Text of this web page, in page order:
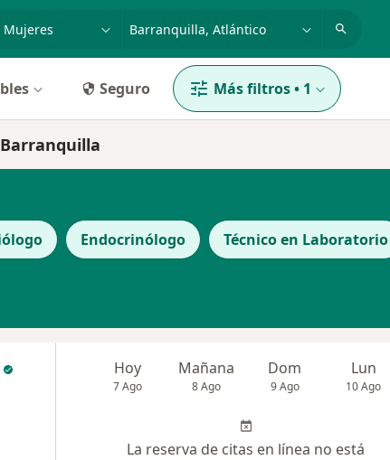
Seguro Más filtros• 1
Endocrinólogo Técnico en Laboratorio
Hoy
7 Ago
Mañana
8 Ago
Dom
9 Ago
Lun
10 Ago
La reserva de citas en línea no está